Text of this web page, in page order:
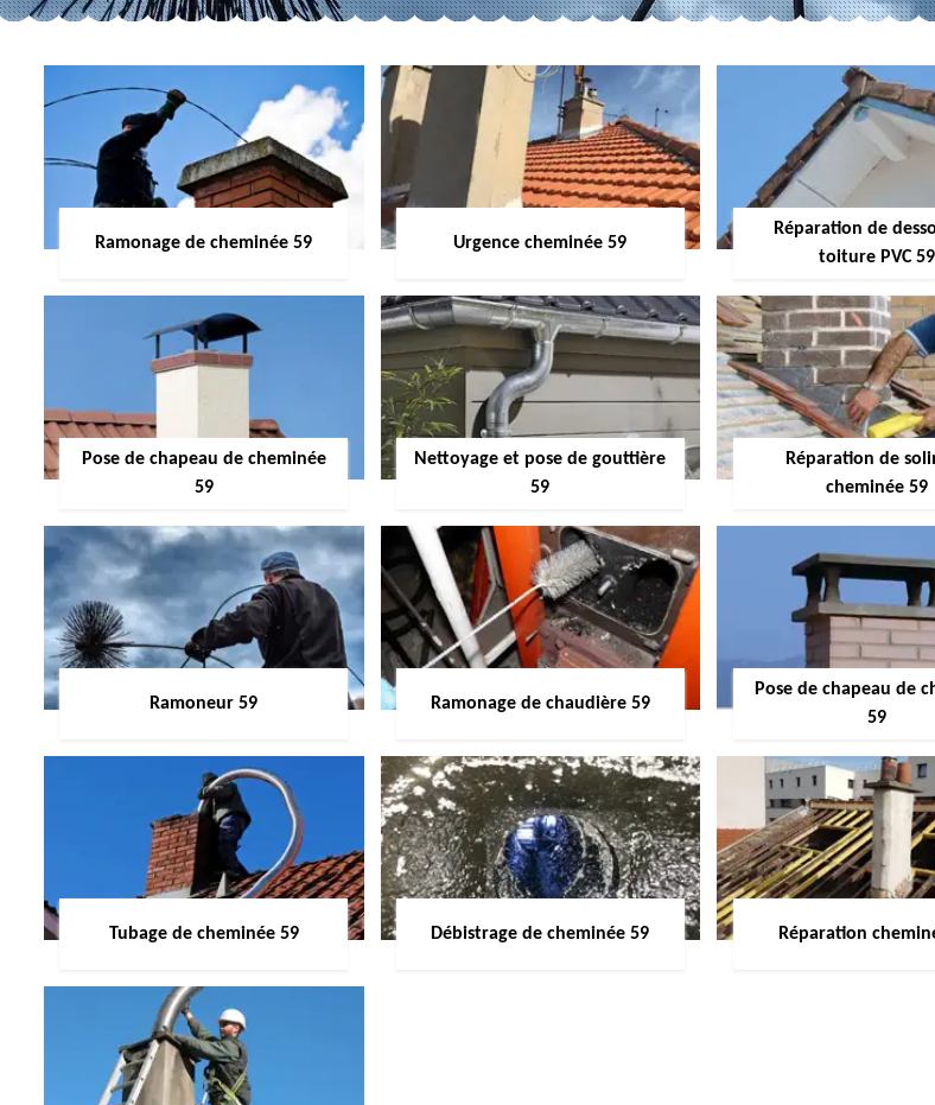
Ramonage de cheminée 59 Urgence cheminée 59
Réparation de
toiture PVC 59
Pose de chapeau de cheminée
59
Nettoyage et pose de gouttière
59
Réparation de
cheminée 59
Ramoneur 59 Ramonage de chaudière 59
Pose de chapeau de
59
Tubage de cheminée 59 Débistrage de cheminée 59 Réparation